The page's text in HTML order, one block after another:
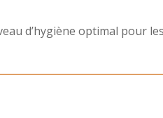
d’hygiène optimal pour